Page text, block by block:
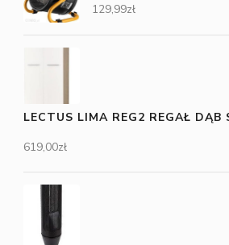
129,99zł
LECTUS LIMA REG2 REGAŁ DĄB
619,00zł